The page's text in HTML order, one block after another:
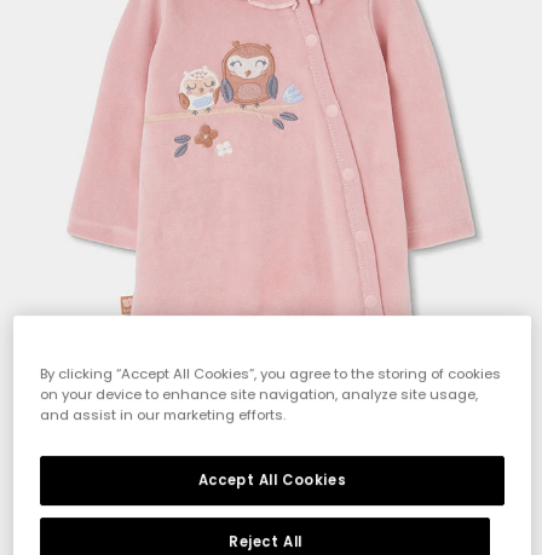
Continua Inizio ordine
By clicking “Accept All Cookies”, you agree to the storing of cookies
on your device to enhance site navigation, analyze site usage,
and assist in our marketing efforts.
Reject All
Accept All Cookies